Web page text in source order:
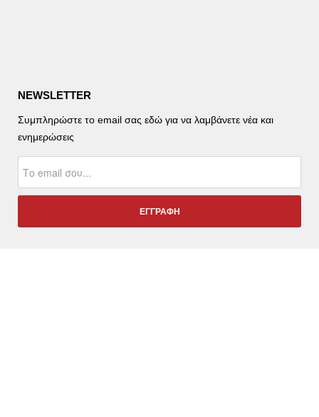
NEWSLETTER
Συμπληρώστε το email σας εδώ για να λαμβάνετε νέα και
ενημερώσεις